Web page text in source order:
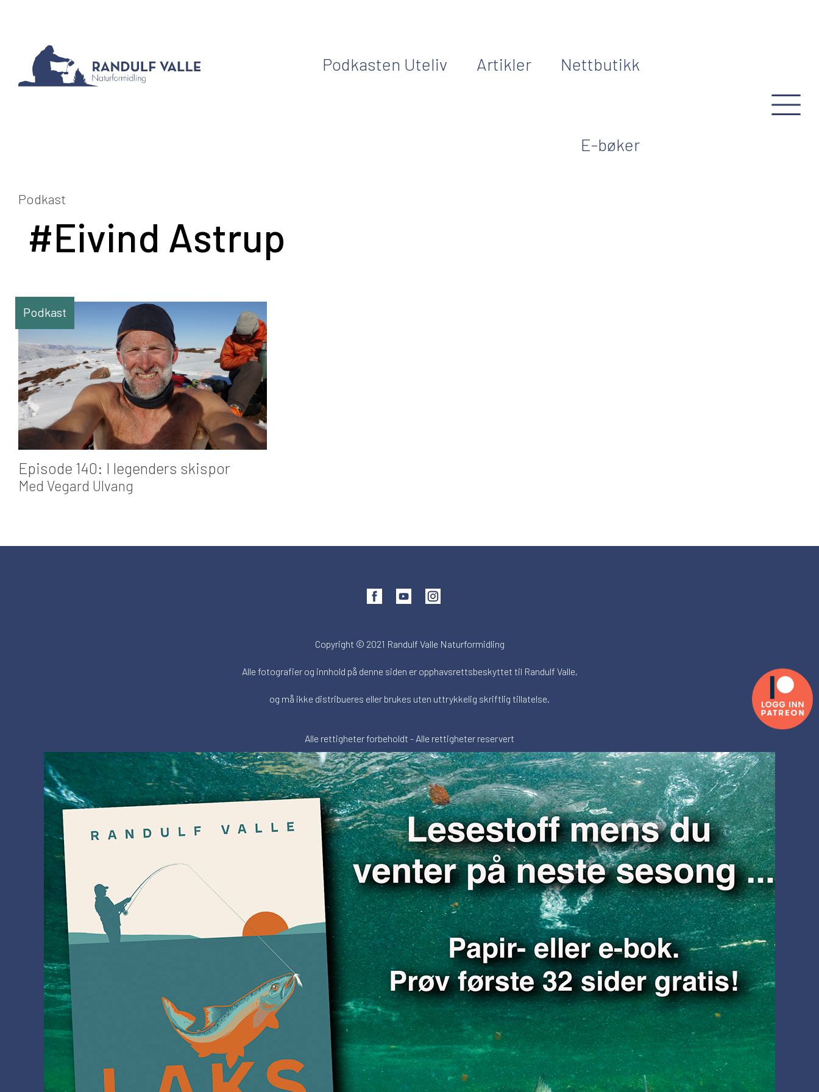
Podkasten Uteliv Artikler Nettbutikk
E-bøker
Podkast
#Eivind Astrup
Podkast
Episode 140: I legenders skispor
Med Vegard Ulvang
Copyright © 2021 Randulf Valle Naturformidling
Alle fotografier og innhold på denne siden er opphavsrettsbeskyttet til Randulf Valle,
og må ikke distribueres eller brukes uten uttrykkelig skriftlig tillatelse.
Alle rettigheter forbeholdt - Alle rettigheter reservert